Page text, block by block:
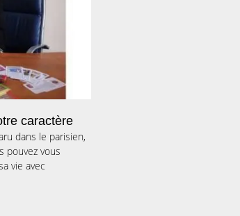
caractère
dans le parisien,
pouvez vous
vie avec